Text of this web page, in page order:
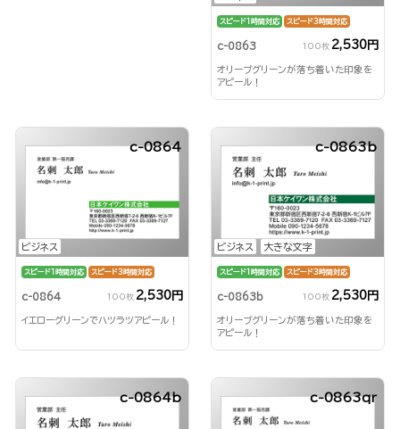
スピード1時間対応 スピード3時間対応
c-0863 100枚 2,530円
オリーブグリーンが落ち着いた印象を
アピール！
ビジネス
c-0864
スピード1時間対応 スピード3時間対応
c-0864 100枚 2,530円
イエローグリーンでハツラツアピール！
ビジネス 大きな文字
c-0863b
スピード1時間対応 スピード3時間対応
c-0863b 100枚 2,530円
オリーブグリーンが落ち着いた印象を
アピール！
c-0864b c-0863qr